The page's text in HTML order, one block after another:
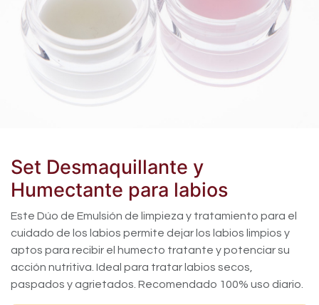
Set Desmaquillante y
Humectante para labios
Este Dúo de Emulsión de limpieza y tratamiento para el
cuidado de los labios permite dejar los labios limpios y
aptos para recibir el humecto tratante y potenciar su
acción nutritiva. Ideal para tratar labios secos,
paspados y agrietados. Recomendado 100% uso diario.